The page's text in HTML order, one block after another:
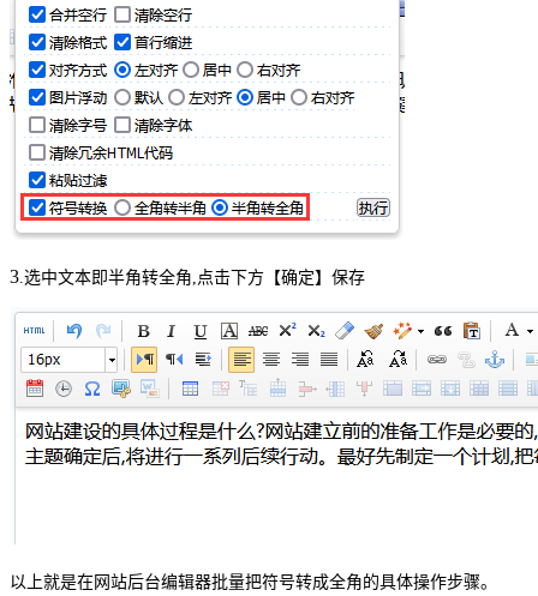
3 .选中文本即半角转全角,点击下方【确定】保存
以上就是在网站后台编辑器批量把符号转成全角的具体操作步骤。